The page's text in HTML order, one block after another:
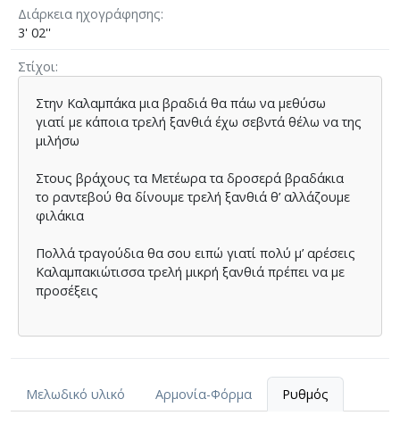
Διάρκεια ηχογράφησης
3' 02''
Στίχοι
Στην Καλαµπάκα µια βραδιά θα πάω να µεθύσω
γιατί µε κάποια τρελή ξανθιά έχω σεβντά θέλω να της
µιλήσω
Στους βράχους τα Μετέωρα τα δροσερά βραδάκια
το ραντεβού θα δίνουµε τρελή ξανθιά θ’ αλλάζουµε
φιλάκια
Πολλά τραγούδια θα σου ειπώ γιατί πολύ µ’ αρέσεις
Καλαµπακιώτισσα τρελή µικρή ξανθιά πρέπει να µε
προσέξεις
Μελωδικό υλικό Αρμονία-Φόρμα Ρυθμός